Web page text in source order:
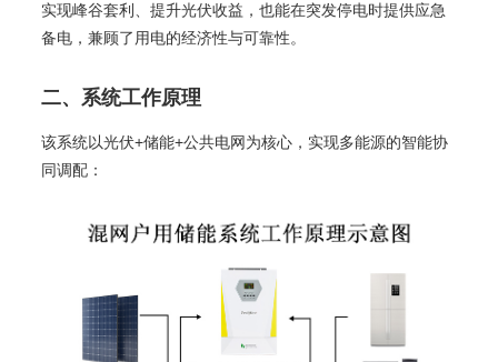
实现峰谷套利、提升光伏收益，也能在突发停电时提供应急
备电，兼顾了用电的经济性与可靠性。
二、系统工作原理
该系统以光伏+储能+公共电网为核心，实现多能源的智能协
同调配：